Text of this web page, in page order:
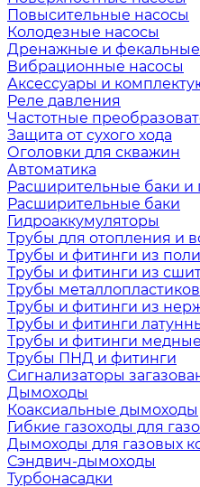
Повысительные насосы
Колодезные насосы
Дренажные и фекальные
Вибрационные насосы
Аксессуары и
Реле давления
Частотные
Защита от сухого хода
Оголовки для скважин
Автоматика
Расширительные баки и
Расширительные баки
Гидроаккумуляторы
Трубы для отопления и
Трубы и фитинги из
Трубы и фитинги из
Трубы
Трубы и фитинги из
Трубы и фитинги
Трубы и фитинги медные
Трубы ПНД и фитинги
Сигнализаторы
Дымоходы
Коаксиальные дымоходы
Гибкие газоходы для
Дымоходы для газовых
Сэндвич-дымоходы
Турбонасадки